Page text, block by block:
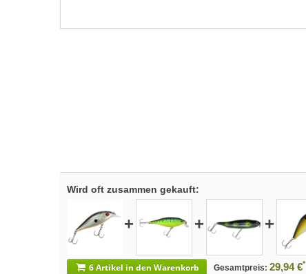
Wird oft zusammen gekauft:
+ + +
6 Artikel in den Warenkorb Gesamtpreis: 29,94 €*